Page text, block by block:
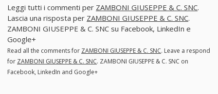
Leggi tutti i commenti per ZAMBONI GIUSEPPE & C. SNC.
Lascia una risposta per ZAMBONI GIUSEPPE & C. SNC.
ZAMBONI GIUSEPPE & C. SNC su Facebook, LinkedIn e
Google+
Read all the comments for ZAMBONI GIUSEPPE & C. SNC. Leave a respond
for ZAMBONI GIUSEPPE & C. SNC. ZAMBONI GIUSEPPE & C. SNC on
Facebook, LinkedIn and Google+